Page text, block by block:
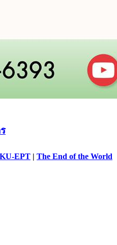
EPT | The End of the World